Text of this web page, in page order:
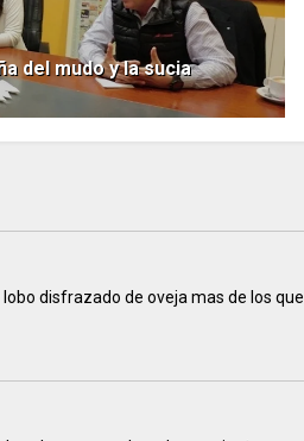
del mudo y la sucia
disfrazado de oveja mas de los que